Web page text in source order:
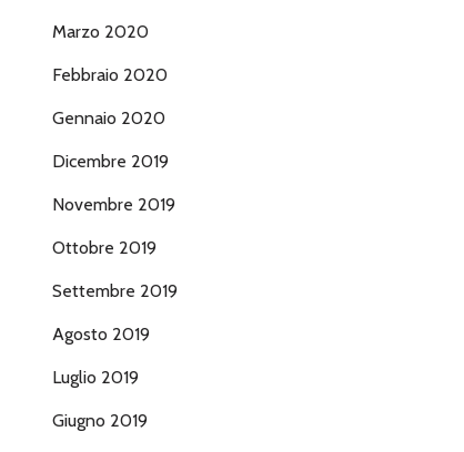
Marzo 2020
Febbraio 2020
Gennaio 2020
Dicembre 2019
Novembre 2019
Ottobre 2019
Settembre 2019
Agosto 2019
Luglio 2019
Giugno 2019